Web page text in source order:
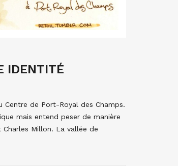
IDENTITÉ
Centre de Port-Royal des Champs.
mais entend peser de manière
Millon. La vallée de